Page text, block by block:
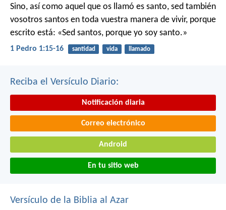
Sino, así como aquel que os llamó es santo, sed también
vosotros santos en toda vuestra manera de vivir, porque
escrito está: «Sed santos, porque yo soy santo.»
1 Pedro 1:15-16 santidad vida llamado
Reciba el Versículo Diario:
Notificación diaria
Correo electrónico
Android
En tu sitio web
Versículo de la Biblia al Azar